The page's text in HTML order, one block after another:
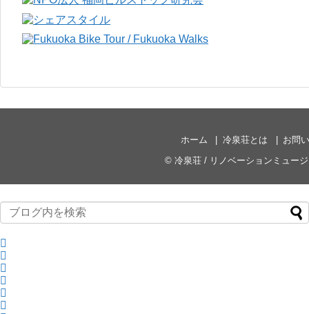
ホーム 冷泉荘とは
お問
© 冷泉荘 / リノベーションミュー